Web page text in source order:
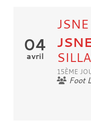
04
avril
15ÈME
Foot